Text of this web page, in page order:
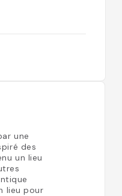
une
des
un lieu
lieu pour